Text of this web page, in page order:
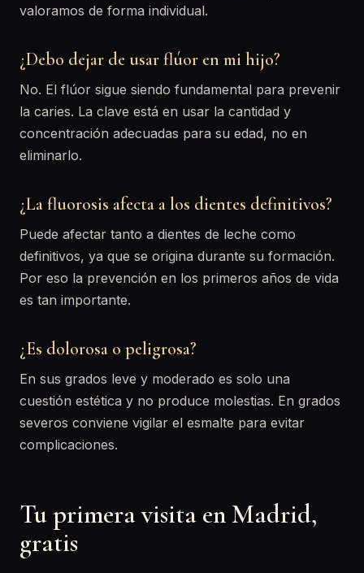
valoramos de forma individual.
¿Debo dejar de usar flúor en mi hijo?
No. El flúor sigue siendo fundamental para prevenir
la caries. La clave está en usar la cantidad y
concentración adecuadas para su edad, no en
eliminarlo.
¿La fluorosis afecta a los dientes definitivos?
Puede afectar tanto a dientes de leche como
definitivos, ya que se origina durante su formación.
Por eso la prevención en los primeros años de vida
es tan importante.
¿Es dolorosa o peligrosa?
En sus grados leve y moderado es solo una
cuestión estética y no produce molestias. En grados
severos conviene vigilar el esmalte para evitar
complicaciones.
Tu primera visita en Madrid,
gratis